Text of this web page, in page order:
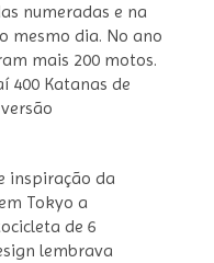
numeradas e na
mesmo dia. No ano
mais 200 motos.
400 Katanas de
inspiração da
Tokyo a
de 6
lembrava